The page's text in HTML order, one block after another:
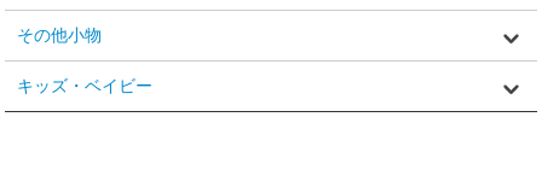
その他小物
キッズ・ベイビー